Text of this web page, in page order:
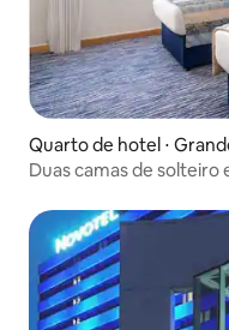
Quarto de hotel ⋅
Duas camas de solteiro